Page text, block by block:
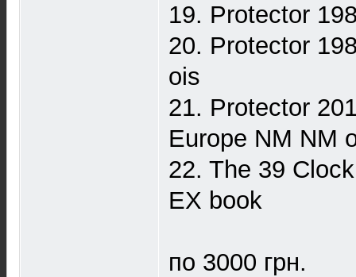
19. Protector
20. Protector
ois
21. Protector
Europe NM NM
22. The 39
EX book
по 3000 грн.